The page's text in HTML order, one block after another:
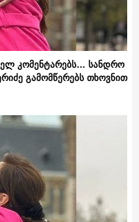
კომენტარებს… სანდრო
გამომწერებს თხოვნით